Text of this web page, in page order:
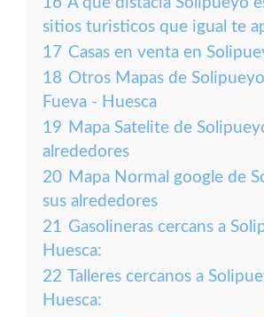
sitios turisticos que igual te
17 Casas en venta en
18 Otros Mapas de
Fueva - Huesca
19 Mapa Satelite de
alrededores
20 Mapa Normal google de
sus alrededores
21 Gasolineras cercans a
Huesca:
22 Talleres cercanos a
Huesca: